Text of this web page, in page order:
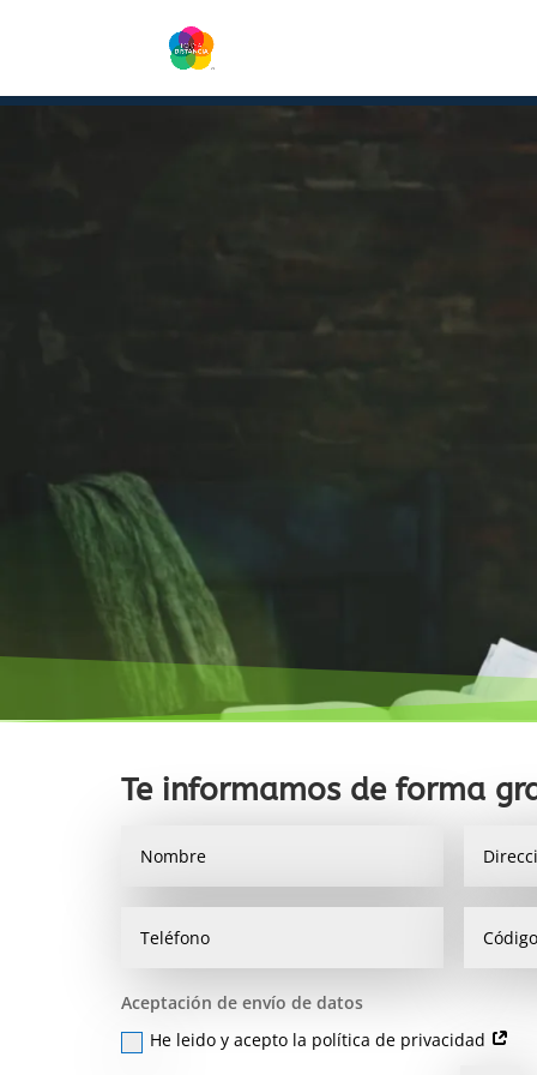
Te informamos de forma
Aceptación de envío de datos
He leido y acepto la política de privacidad